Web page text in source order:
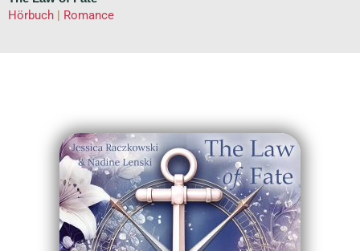
Hörbuch | Romance